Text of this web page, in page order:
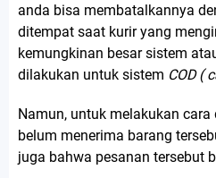
anda bisa membatalkannya
ditempat saat kurir yang
kemungkinan besar sistem
dilakukan untuk sistem COD (
Namun, untuk melakukan
belum menerima barang
juga bahwa pesanan tersebut